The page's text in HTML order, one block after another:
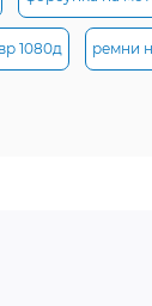
1080д ремни